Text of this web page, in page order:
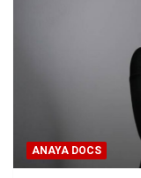
ANAYA DOCS